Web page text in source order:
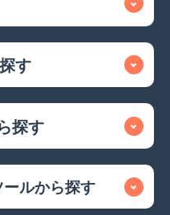
す
探す
ルから探す